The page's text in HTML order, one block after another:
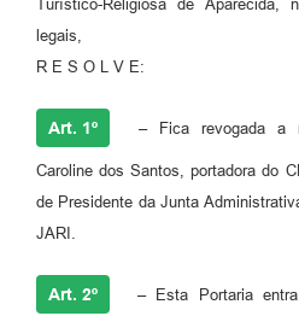
Jornal
Agenda
Diário Oficial
Notícias
FAQ
Turístico-Religiosa de Aparecida,
legais,
R E S O L V E:
Art. 1º – Fica revogada a
Caroline dos Santos, portadora do
de Presidente da Junta
JARI.
Art. 2º – Esta Portaria